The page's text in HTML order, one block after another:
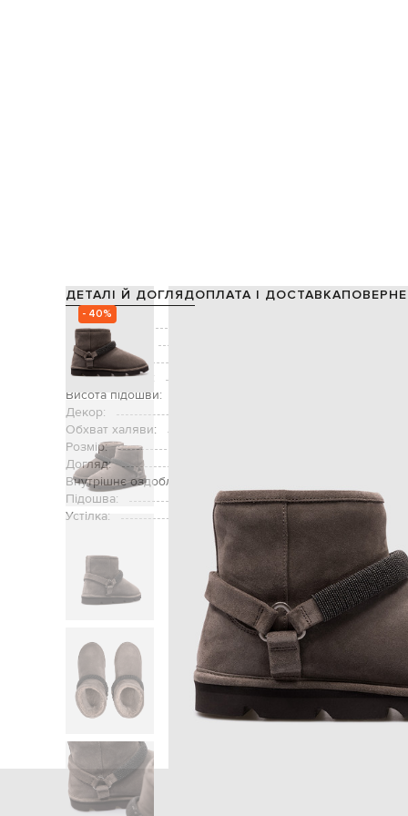
- 40%
ДЕТАЛІ Й ДОГЛЯДОПЛАТА І ДОСТАВКА
Склад:
Виробництво:
Колір:
Висота халяви:
Висота підошви:
Декор:
Обхват халяви:
Розмір:
Догляд:
Внутрішнє оздоблення:
Підошва:
Устілка:
Жінкам